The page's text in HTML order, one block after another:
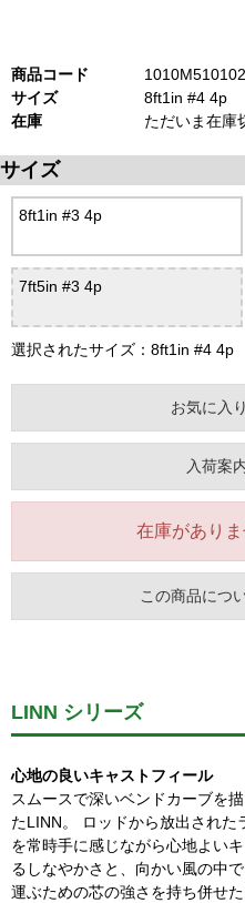
商品コード
1010M510102
サイズ
8ft1in #4 4p
在庫
ただいま在庫
サイズ
8ft1in #3 4p
7ft5in #3 4p
選択されたサイズ：8ft1in #4 4p
お気に入
入荷案
在庫があり
この商品につ
LINN シリーズ
心地の良いキャストフィール
スムースで深いベンドカーブを
たLINN。 ロッドから放出され
を常時手に感じながら心地よい
るしなやかさと、向かい風の中
運ぶための芯の強さを持ち併せ